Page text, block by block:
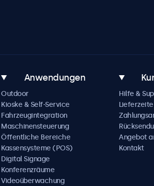
Anwendungen
Outdoor
Kioske & Self-Service
Fahrzeugintegration
Maschinensteuerung
Öffentliche Bereiche
Kassensysteme (POS)
Digital Signage
Konferenzräume
Videoüberwachung
Hilfe &
Angebot
Kontakt